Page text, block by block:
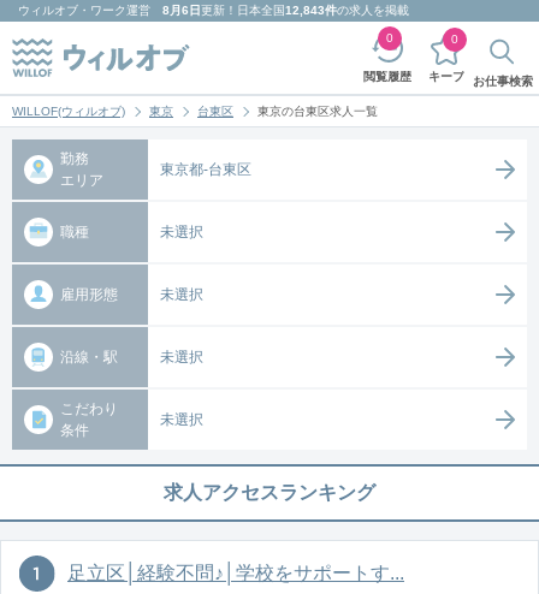
ウィルオブ・ワーク運営 8月6日更新！日本全国12,843件の求人を掲載
閲覧履歴
0
キープ
0
お仕事検索
WILLOF(ウィルオブ) 東京 台東区 東京の台東区求人一覧
勤務
エリア
東京都-台東区
職種 未選択
雇用形態 未選択
沿線・駅 未選択
こだわり
条件
未選択
求人アクセスランキング
足立区│経験不問♪│学校をサポートす...